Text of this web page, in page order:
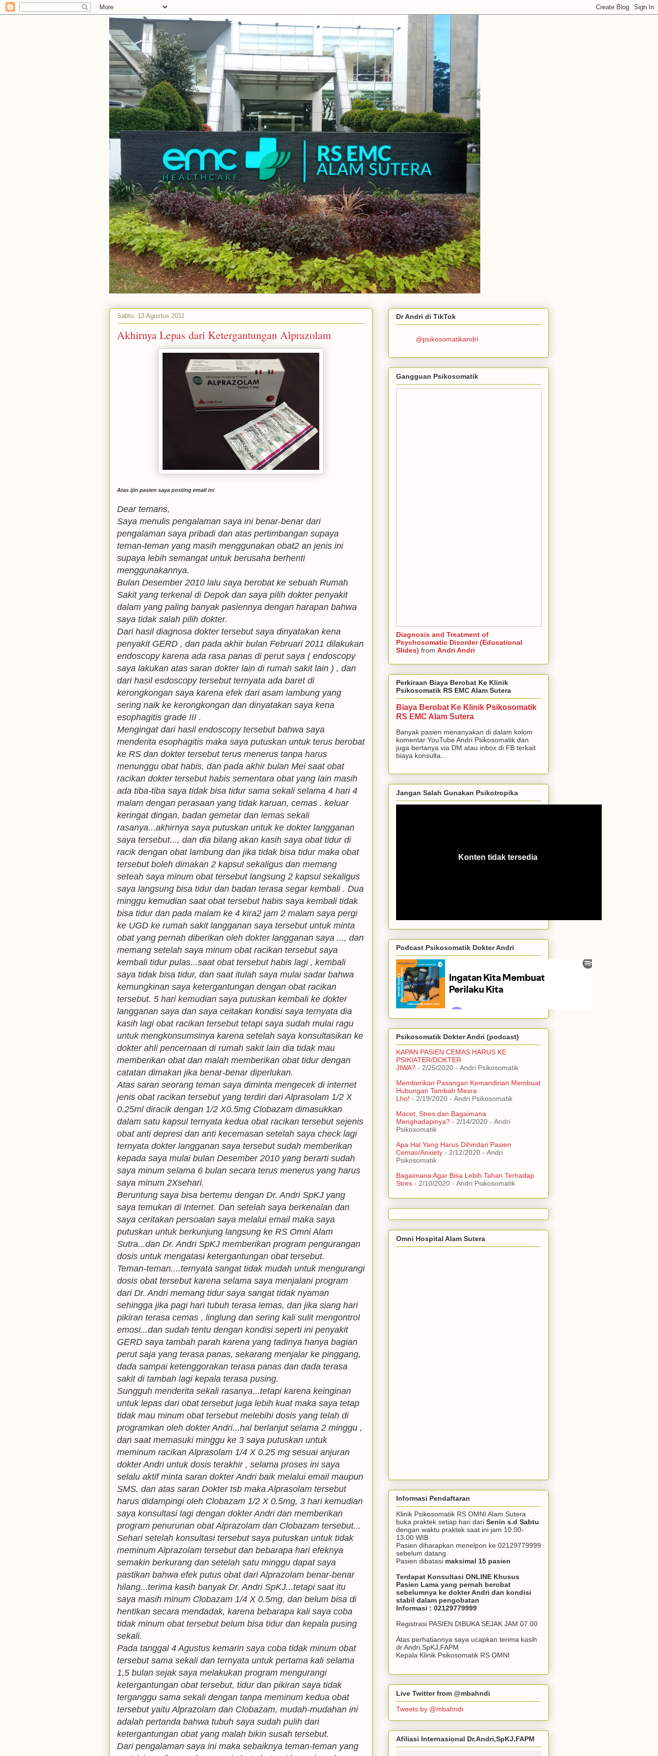
Sabtu, 13 Agustus 2011
Akhirnya Lepas dari Ketergantungan Alprazolam
Atas ijin pasien saya posting email ini
Dear temans,
Saya menulis pengalaman saya ini benar-benar dari
pengalaman saya pribadi dan atas pertimbangan supaya
teman-teman yang masih menggunakan obat2 an jenis ini
supaya lebih semangat untuk berusaha berhenti
menggunakannya.
Bulan Desember 2010 lalu saya berobat ke sebuah Rumah
Sakit yang terkenal di Depok dan saya pilih dokter penyakit
dalam yang paling banyak pasiennya dengan harapan bahwa
saya tidak salah pilih dokter.
Dari hasil diagnosa dokter tersebut saya dinyatakan kena
penyakit GERD , dan pada akhir bulan Februari 2011 dilakukan
endoscopy karena ada rasa panas di perut saya ( endoscopy
saya lakukan atas saran dokter lain di rumah sakit lain ) , dan
dari hasil esdoscopy tersebut ternyata ada baret di
kerongkongan saya karena efek dari asam lambung yang
sering naik ke kerongkongan dan dinyatakan saya kena
esophagitis grade III .
Mengingat dari hasil endoscopy tersebut bahwa saya
menderita esophagitis maka saya putuskan untuk terus berobat
ke RS dan dokter tersebut terus menerus tanpa harus
menunggu obat habis, dan pada akhir bulan Mei saat obat
racikan dokter tersebut habis sementara obat yang lain masih
ada tiba-tiba saya tidak bisa tidur sama sekali selama 4 hari 4
malam dengan perasaan yang tidak karuan, cemas . keluar
keringat dingan, badan gemetar dan lemas sekali
rasanya...akhirnya saya putuskan untuk ke dokter langganan
saya tersebut..., dan dia bilang akan kasih saya obat tidur di
racik dengan obat lambung dan jika tidak bisa tidur maka obat
tersebut boleh dimakan 2 kapsul sekaligus dan memang
seteah saya minum obat tersebut langsung 2 kapsul sekaligus
saya langsung bisa tidur dan badan terasa segar kembali . Dua
minggu kemudian saat obat tersebut habis saya kembali tidak
bisa tidur dan pada malam ke 4 kira2 jam 2 malam saya pergi
ke UGD ke rumah sakit langganan saya tersebut untuk minta
obat yang pernah diberikan oleh dokter langganan saya ..., dan
memang setelah saya minum obat racikan tersebut saya
kembali tidur pulas...saat obat tersebut habis lagi , kembali
saya tidak bisa tidur, dan saat itulah saya mulai sadar bahwa
kemungkinan saya ketergantungan dengan obat racikan
tersebut. 5 hari kemudian saya putuskan kembali ke dokter
langganan saya dan saya ceitakan kondisi saya ternyata dia
kasih lagi obat racikan tersebut tetapi saya sudah mulai ragu
untuk mengkonsumsinya karena setelah saya konsultasikan ke
dokter ahli pencernaan di rumah sakit lain dia tidak mau
memberikan obat dan malah memberikan obat tidur dengan
catatan dimakan jika benar-benar diperlukan.
Atas saran seorang teman saya diminta mengecek di internet
jenis obat racikan tersebut yang terdiri dari Alprasolam 1/2 X
0.25ml diracik dengan 1/2 X0.5mg Clobazam dimasukkan
dalam satu kapsul ternyata kedua obat racikan tersebut sejenis
obat anti depresi dan anti kecemasan setelah saya check lagi
ternyata dokter langganan saya tersebut sudah memberikan
kepada saya mulai bulan Desember 2010 yang berarti sudah
saya minum selama 6 bulan secara terus menerus yang harus
saya minum 2Xsehari.
Beruntung saya bisa bertemu dengan Dr. Andri SpKJ yang
saya temukan di Internet. Dan setelah saya berkenalan dan
saya ceritakan persoalan saya melalui email maka saya
putuskan untuk berkunjung langsung ke RS Omni Alam
Sutra...dan Dr. Andri SpKJ memberikan program pengurangan
dosis untuk mengatasi ketergantungan obat tersebut.
Teman-teman....ternyata sangat tidak mudah untuk mengurangi
dosis obat tersebut karena selama saya menjalani program
dari Dr. Andri memang tidur saya sangat tidak nyaman
sehingga jika pagi hari tubuh terasa lemas, dan jika siang hari
pikiran terasa cemas , linglung dan sering kali sulit mengontrol
emosi...dan sudah tentu dengan kondisi seperti ini penyakit
GERD saya tambah parah karena yang tadinya hanya bagian
perut saja yang terasa panas, sekarang menjalar ke pinggang,
dada sampai ketenggorakan terasa panas dan dada terasa
sakit di tambah lagi kepala terasa pusing.
Sungguh menderita sekali rasanya...tetapi karena keinginan
untuk lepas dari obat tersebut juga lebih kuat maka saya tetap
tidak mau minum obat tersebut melebihi dosis yang telah di
programkan oleh dokter Andri...hal berlanjut selama 2 minggu ,
dan saat memasuki minggu ke 3 saya putuskan untuk
meminum racikan Alprasolam 1/4 X 0.25 mg sesuai anjuran
dokter Andri untuk dosis terakhir , selama proses ini saya
selalu aktif minta saran dokter Andri baik melalui email maupun
SMS, dan atas saran Dokter tsb maka Alprasolam tersebut
harus didampingi oleh Clobazam 1/2 X 0.5mg, 3 hari kemudian
saya konsultasi lagi dengan dokter Andri dan memberikan
program penurunan obat Alprazolam dan Clobazam tersebut...
Sehari setelah konsultasi tersebut saya putuskan untuk tidak
meminum Alprazolam tersebut dan bebarapa hari efeknya
semakin berkurang dan setelah satu minggu dapat saya
pastikan bahwa efek putus obat dari Alprazolam benar-benar
hilang...terima kasih banyak Dr. Andri SpKJ...tetapi saat itu
saya masih minum Clobazam 1/4 X 0.5mg, dan belum bisa di
hentikan secara mendadak, karena bebarapa kali saya coba
tidak minum obat tersebut belum bisa tidur dan kepala pusing
sekali.
Pada tanggal 4 Agustus kemarin saya coba tidak minum obat
tersebut sama sekali dan ternyata untuk pertama kali selama
1,5 bulan sejak saya melakukan program mengurangi
ketergantungan obat tersebut, tidur dan pikiran saya tidak
terganggu sama sekali dengan tanpa meminum kedua obat
tersebut yaitu Alprazolam dan Clobazam, mudah-mudahan ini
adalah pertanda bahwa tubuh saya sudah pulih dari
ketergantungan obat yang malah bikin susah tersebut.
Dari pengalaman saya ini maka sebaiknya teman-teman yang
Dr Andri di TikTok
@psikosomatikandri
Gangguan Psikosomatik
Diagnosis and Treatment of
Psychosomatic Disorder (Educational
Slides) from Andri Andri
Perkiraan Biaya Berobat Ke Klinik
Psikosomatik RS EMC Alam Sutera
Biaya Berobat Ke Klinik Psikosomatik
RS EMC Alam Sutera
Banyak pasien menanyakan di dalam kolom
komentar YouTube Andri Psikosomatik dan
juga bertanya via DM atau inbox di FB terkait
biaya konsulta...
Jangan Salah Gunakan Psikotropika
Podcast Psikosomatik Dokter Andri
Psikosomatik Dokter Andri (podcast)
KAPAN PASIEN CEMAS HARUS KE
PSIKIATER/DOKTER
JIWA? - 2/25/2020 - Andri Psikosomatik
Memberikan Pasangan Kemandirian Membuat
Hubungan Tambah Mesra
Lho! - 2/19/2020 - Andri Psikosomatik
Macet, Stres dan Bagaimana
Menghadapinya? - 2/14/2020 - Andri
Psikosomatik
Apa Hal Yang Harus Dihindari Pasien
Cemas/Anxiety - 2/12/2020 - Andri
Psikosomatik
Bagaimana Agar Bisa Lebih Tahan Terhadap
Stres - 2/10/2020 - Andri Psikosomatik
Omni Hospital Alam Sutera
Informasi Pendaftaran
Klinik Psikosomatik RS OMNI Alam Sutera
buka praktek setiap hari dari Senin s.d Sabtu
dengan waktu praktek saat ini jam 10.00-
13.00 WIB
Pasien diharapkan menelpon ke 02129779999
sebelum datang
Pasien dibatasi maksimal 15 pasien
Terdapat Konsultasi ONLINE Khusus
Pasien Lama yang pernah berobat
sebelumnya ke dokter Andri dan kondisi
stabil dalam pengobatan
Informasi : 02129779999
Registrasi PASIEN DIBUKA SEJAK JAM 07.00
Atas perhatiannya saya ucapkan terima kasih
dr.Andri,SpKJ,FAPM
Kepala Klinik Psikosomatik RS OMNI
Live Twitter from @mbahndi
Tweets by @mbahndi
Afiliasi Internasional Dr.Andri,SpKJ,FAPM